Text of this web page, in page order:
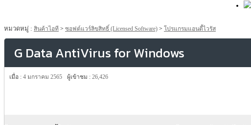
หมวดหมู่ : สินค้าไอที > ซอฟต์แวร์ลิขสิทธิ์ (Licensed Software) > โปรแกรมแอนตี้ไวรัส
G Data AntiVirus for Windows
เมื่อ : 4 มกราคม 2565 ผู้เข้าชม : 26,426